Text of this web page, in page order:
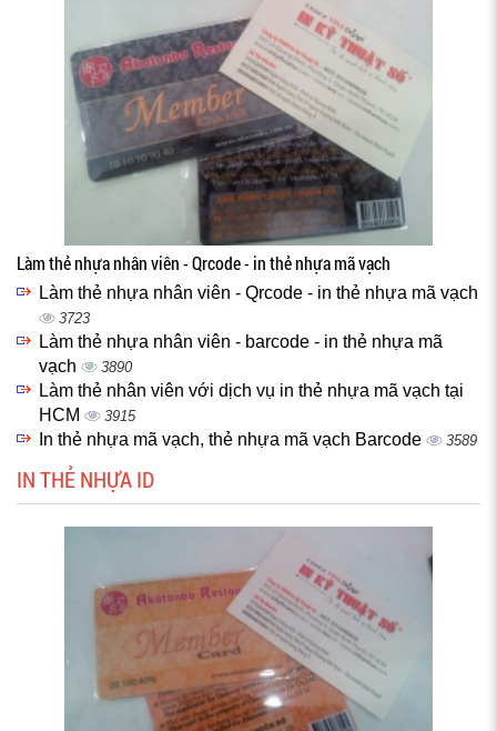
Làm thẻ nhựa nhân viên - Qrcode - in thẻ nhựa mã vạch
Làm thẻ nhựa nhân viên - Qrcode - in thẻ nhựa mã vạch
3723
Làm thẻ nhựa nhân viên - barcode - in thẻ nhựa mã
vạch
3890
Làm thẻ nhân viên với dịch vụ in thẻ nhựa mã vạch tại
HCM
3915
In thẻ nhựa mã vạch, thẻ nhựa mã vạch Barcode 3589
IN THẺ NHỰA ID